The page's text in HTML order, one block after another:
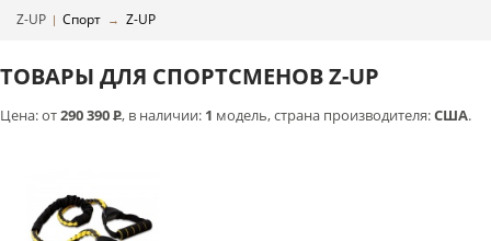
Z-UP | Спорт → Z-UP
ТОВАРЫ ДЛЯ СПОРТСМЕНОВ Z-UP
Цена: от290 390Р, в наличии: 1 модель, страна производителя:США.